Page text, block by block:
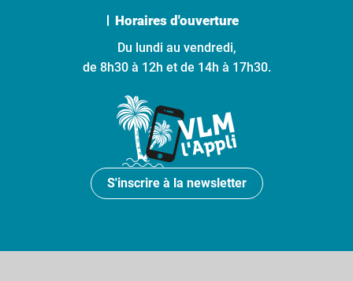
Horaires d'ouverture
Du lundi au vendredi,
de 8h30 à 12h et de 14h à 17h30.
S'inscrire à la newsletter